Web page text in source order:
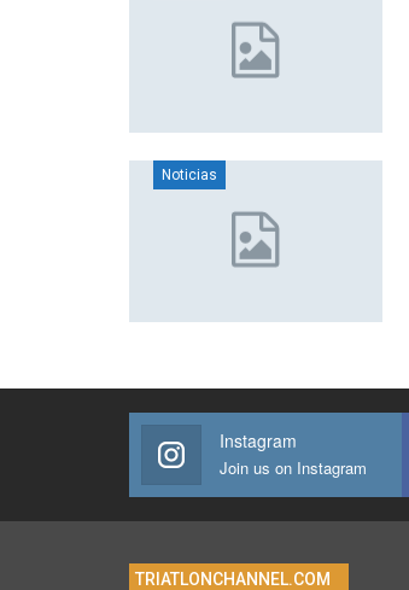
Noticias
Instagram
Join us on Instagram
TRIATLONCHANNEL.COM